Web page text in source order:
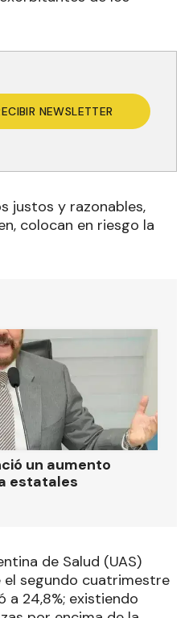
NEWSLETTER
justos y razonables,
colocan en riesgo la
un aumento
estatales
de Salud (UAS)
segundo cuatrimestre
a 24,8%; existiendo